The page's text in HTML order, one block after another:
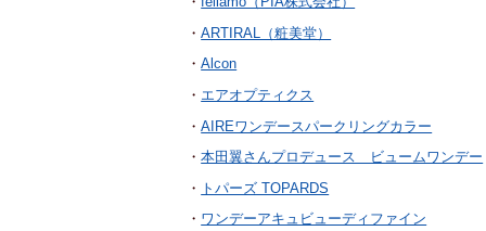
ARTIRAL（粧美堂）
Alcon
エアオプティクス
AIREワンデースパークリングカラー
本田翼さんプロデュース ビュームワンデー
トパーズ TOPARDS
ワンデーアキュビューディファイン